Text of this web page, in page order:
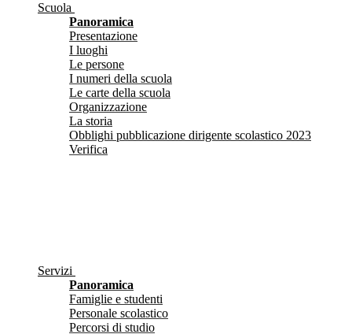
Scuola
Panoramica
Presentazione
I luoghi
Le persone
I numeri della scuola
Le carte della scuola
Organizzazione
La storia
Obblighi pubblicazione dirigente scolastico 2023
Verifica
Servizi
Panoramica
Famiglie e studenti
Personale scolastico
Percorsi di studio